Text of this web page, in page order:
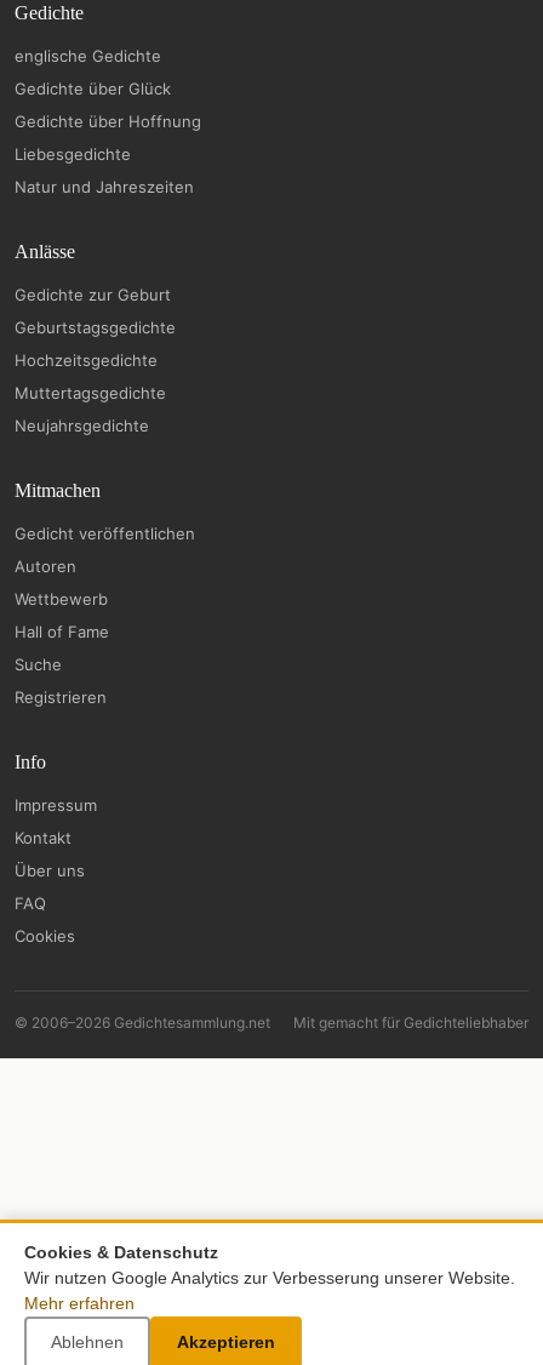
Gedichte
englische Gedichte
Gedichte über Glück
Gedichte über Hoffnung
Liebesgedichte
Natur und Jahreszeiten
Anlässe
Gedichte zur Geburt
Geburtstagsgedichte
Hochzeitsgedichte
Muttertagsgedichte
Neujahrsgedichte
Mitmachen
Gedicht veröffentlichen
Autoren
Wettbewerb
Hall of Fame
Suche
Registrieren
Info
Impressum
Kontakt
Über uns
FAQ
Cookies
© 2006–2026 Gedichtesammlung.net Mit gemacht für Gedichteliebhaber
Cookies & Datenschutz
Wir nutzen Google Analytics zur Verbesserung unserer Website.
Mehr erfahren
Ablehnen
Akzeptieren